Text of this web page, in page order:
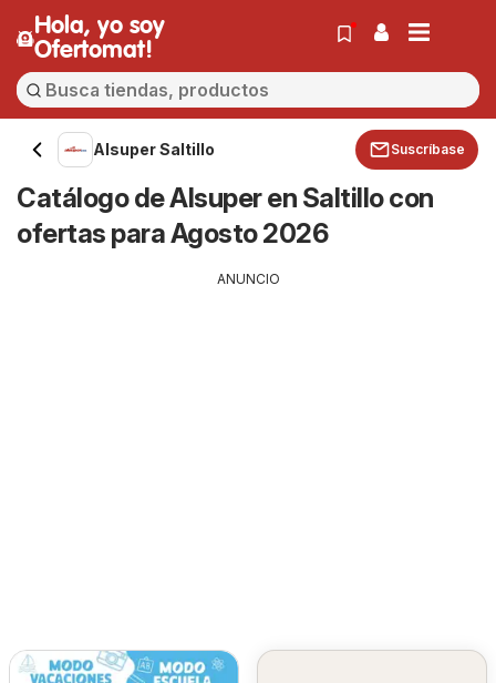
Hola, yo soy
Ofertomat!
Alsuper Saltillo Suscríbase
Catálogo de Alsuper en Saltillo con
ofertas para Agosto 2026
ANUNCIO